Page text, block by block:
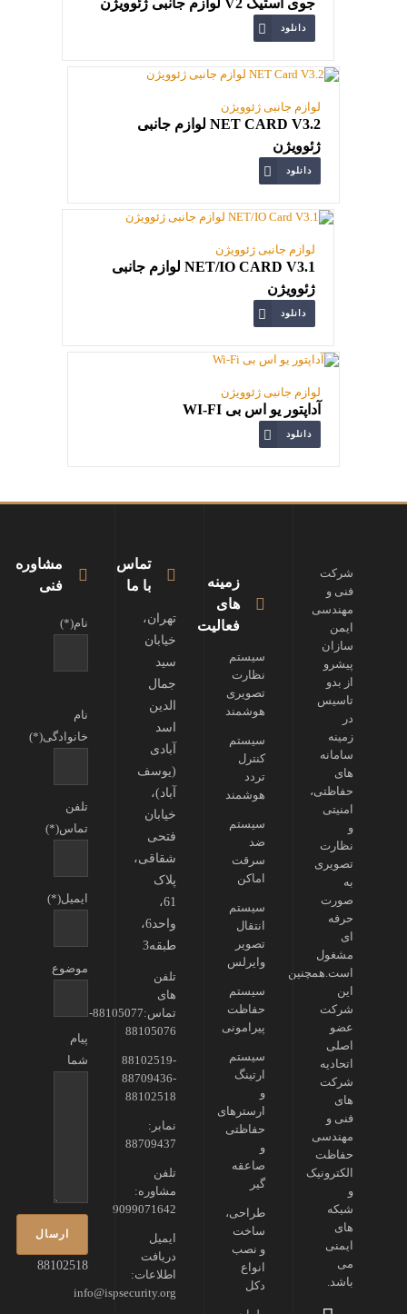
جوی استیک V2 لوازم جانبی ژئوویژن
دانلود
لوازم جانبی ژئوویژن
NET CARD V3.2 لوازم جانبی
ژئوویژن
دانلود
لوازم جانبی ژئوویژن
NET/IO CARD V3.1 لوازم جانبی
ژئوویژن
دانلود
لوازم جانبی ژئوویژن
آداپتور یو اس بی WI-FI
دانلود
مشاوره
فنی
نام(*)
نام
خانوادگی(*)
تلفن
تماس(*)
ایمیل(*)
موضوع
پیام
شما
88102518
تماس
با ما
تهران،
خیابان
سید
جمال
الدین
اسد
آبادی
(یوسف
آباد)،
خیابان
فتحی
شقاقی،
پلاک
61،
واحد6،
طبقه3
تلفن
های
تماس:88105077-
88105076
88102519-
88709436-
88102518
نمابر:
88709437
تلفن
مشاوره:
9099071642
ایمیل
دریافت
اطلاعات:
info@ispsecurity.org
زمینه
های
فعالیت
سیستم
نظارت
تصویری
هوشمند
سیستم
کنترل
تردد
هوشمند
سیستم
ضد
سرقت
اماکن
سیستم
انتقال
تصویر
وایرلس
سیستم
حفاظت
پیرامونی
سیستم
ارتینگ
و
ارسترهای
حفاظتی
و
صاعقه
گیر
طراحی،
ساخت
و نصب
انواع
دکل
شرکت
فنی و
مهندسی
ایمن
سازان
پیشرو
از بدو
تاسیس
در
زمینه
سامانه
های
حفاظتی،
امنیتی
و
نظارت
تصویری
به
صورت
حرفه
ای
مشغول
است.همچنین
این
شرکت
عضو
اصلی
اتحادیه
شرکت
های
فنی و
مهندسی
حفاظت
الکترونیک
و
شبکه
های
ایمنی
می
باشد.